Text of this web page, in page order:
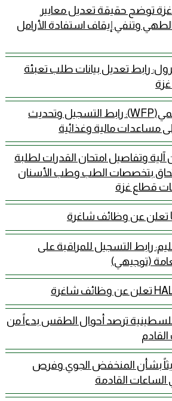
توضح حقيقة تعديل معايير
وتنفي إيقاف استفادة الأرامل
رابط تعديل بيانات طلب تعبئة
برنامج الغذاء العالمي(WFP): رابط التسجيل وتحديث
مساعدات مالية وغذائية
آلية وتفاصيل امتحان القدرات لطلبة
بتخصصات الطب وطب الأسنان
قطاع غزة
رابط التسجيل للمراقبة على
(توجيهي)
ترصد أحوال الطقس بدءاً من
بشأن المنخفض الجوي وفرص
القادمة